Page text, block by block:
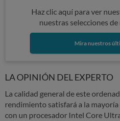
Haz clic aquí para ver
nuestras selecciones
Mira nuestros
LA OPINIÓN DEL EXPERTO
La calidad general de este
rendimiento satisfará a la
con un procesador Intel Core